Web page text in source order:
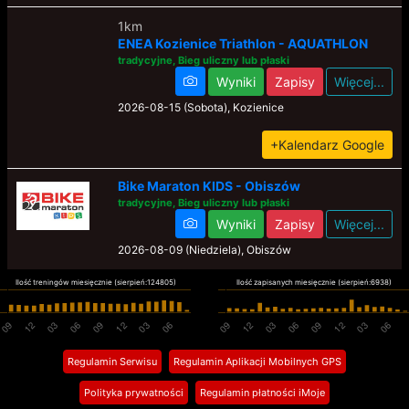
1km
ENEA Kozienice Triathlon - AQUATHLON
tradycyjne, Bieg uliczny lub płaski
Wyniki Zapisy Więcej...
2026-08-15 (Sobota), Kozienice
+Kalendarz Google
Bike Maraton KIDS - Obiszów
tradycyjne, Bieg uliczny lub płaski
Wyniki Zapisy Więcej...
2026-08-09 (Niedziela), Obiszów
Bike Maraton 2026 - Obiszów
tradycyjne, Bieg uliczny lub płaski
2026-08-09 (Niedziela), Obiszów
Ilość treningów miesięcznie (sierpień:124805) Ilość zapisanych miesięcznie (sierpień:6938)
Regulamin Serwisu Regulamin Aplikacji Mobilnych GPS
Polityka prywatności Regulamin płatności iMoje